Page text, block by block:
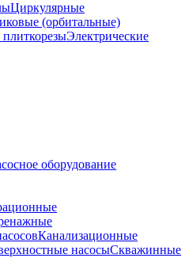
Циркулярные
(орбитальные)
Электрические
Канализационные
насосыСкважинные